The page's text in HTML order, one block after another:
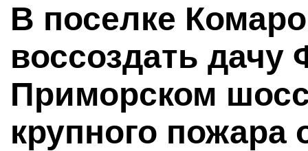
В поселке
воссоздать дачу
Приморском
крупного пожара